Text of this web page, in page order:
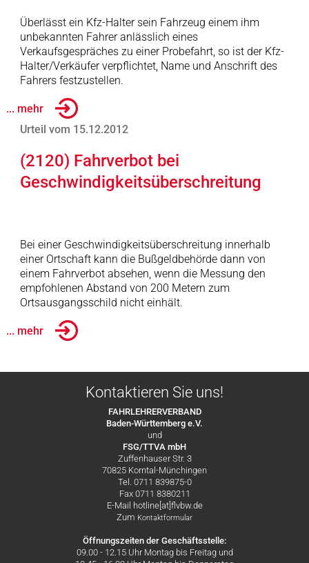
Überlässt ein Kfz-Halter sein Fahrzeug einem ihm
unbekannten Fahrer anlässlich eines
Verkaufsgespräches zu einer Probefahrt, so ist der Kfz-
Halter/Verkäufer verpflichtet, Name und Anschrift des
Fahrers festzustellen.
... mehr
Urteil vom 15.12.2012
(2120) Fahrverbot bei
Geschwindigkeitsüberschreitung
Bei einer Geschwindigkeitsüberschreitung innerhalb
einer Ortschaft kann die Bußgeldbehörde dann von
einem Fahrverbot absehen, wenn die Messung den
empfohlenen Abstand von 200 Metern zum
Ortsausgangsschild nicht einhält.
... mehr
Kontaktieren Sie uns!
FAHRLEHRERVERBAND
Baden-Württemberg e.V.
und
FSG/TTVA mbH
Zuffenhauser Str. 3
70825 Korntal-Münchingen
Tel. 0711 839875-0
Fax 0711 8380211
E-Mail hotline[at]flvbw.de
Zum Kontaktformular
Öffnungszeiten der Geschäftsstelle:
09.00 - 12.15 Uhr Montag bis Freitag und